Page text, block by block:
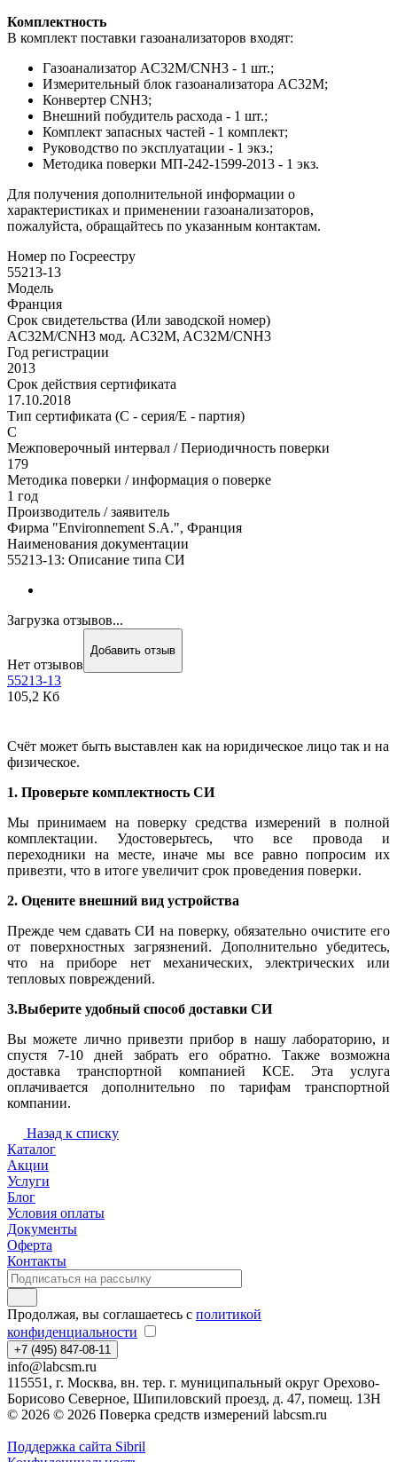
Комплектность
В комплект поставки газоанализаторов входят:
Газоанализатор AC32M/CNH3 - 1 шт.;
Измерительный блок газоанализатора AC32M;
Конвертер CNH3;
Внешний побудитель расхода - 1 шт.;
Комплект запасных частей - 1 комплект;
Руководство по эксплуатации - 1 экз.;
Методика поверки МП-242-1599-2013 - 1 экз.
Для получения дополнительной информации о
характеристиках и применении газоанализаторов,
пожалуйста, обращайтесь по указанным контактам.
Номер по Госреестру
55213-13
Модель
Франция
Срок свидетельства (Или заводской номер)
AC32M/CNH3 мод. AC32M, AC32M/CNH3
Год регистрации
2013
Срок действия сертификата
17.10.2018
Тип сертификата (C - серия/E - партия)
C
Межповерочный интервал / Периодичность поверки
179
Методика поверки / информация о поверке
1 год
Производитель / заявитель
Фирма "Environnement S.A.", Франция
Наименования документации
55213-13: Описание типа СИ
Загрузка отзывов...
Нет отзывов
Добавить отзыв
55213-13
105,2 Кб
Счёт может быть выставлен как на юридическое лицо так и на
физическое.
1. Проверьте комплектность СИ
Мы принимаем на поверку средства измерений в полной
комплектации. Удостоверьтесь, что все провода и
переходники на месте, иначе мы все равно попросим их
привезти, что в итоге увеличит срок проведения поверки.
2. Оцените внешний вид устройства
Прежде чем сдавать СИ на поверку, обязательно очистите его
от поверхностных загрязнений. Дополнительно убедитесь,
что на приборе нет механических, электрических или
тепловых повреждений.
3.Выберите удобный способ доставки СИ
Вы можете лично привезти прибор в нашу лабораторию, и
спустя 7-10 дней забрать его обратно. Также возможна
доставка транспортной компанией КСЕ. Эта услуга
оплачивается дополнительно по тарифам транспортной
компании.
Назад к списку
Каталог
Акции
Услуги
Блог
Условия оплаты
Документы
Оферта
Контакты
Продолжая, вы соглашаетесь с политикой
конфиденциальности
+7 (495) 847-08-11
info@labcsm.ru
115551, г. Москва, вн. тер. г. муниципальный округ Орехово-
Борисово Северное, Шипиловский проезд, д. 47, помещ. 13Н
© 2026 © 2026 Поверка средств измерений labcsm.ru
Поддержка сайта Sibril